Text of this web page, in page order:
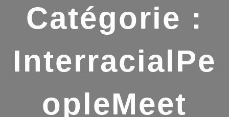
Catégorie :
InterracialPe
opleMeet